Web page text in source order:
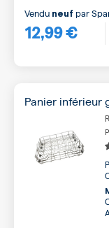
12,99 €
Vendu neuf par
Panier inférieur